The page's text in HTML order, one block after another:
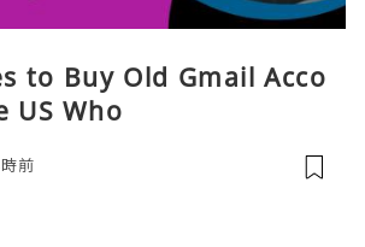
to Buy Old Gmail Acco
US Who
前